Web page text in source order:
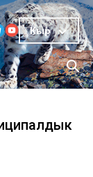
Кыр